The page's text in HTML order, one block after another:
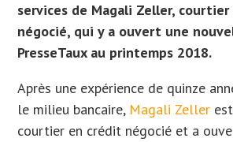
services de Magali Zeller,
négocié, qui y a ouvert une
PresseTaux au printemps 2018.
Après une expérience de quinze
le milieu bancaire, Magali Zeller
courtier en crédit négocié et a